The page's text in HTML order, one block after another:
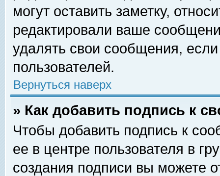
могут оставить заметку,
редактировали ваше
удалять свои сообщения,
пользователей.
Вернуться наверх
» Как добавить подпись к
Чтобы добавить подпись к
ее в центре пользователя в
создания подписи вы можете